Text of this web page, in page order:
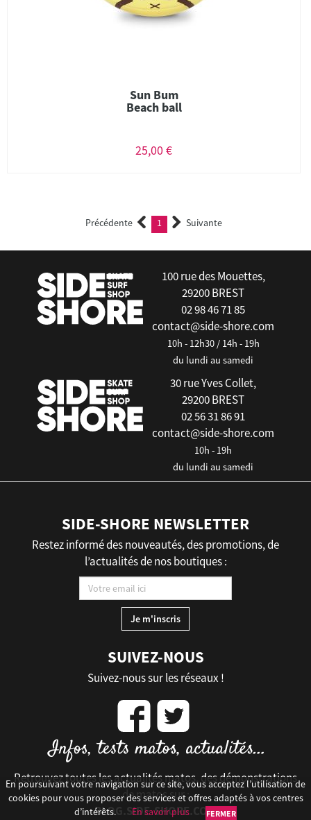
Sun Bum
Beach ball
25,00 €
Précédente 1 (current)Suivante
100 rue des Mouettes,
29200 BREST
02 98 46 71 85
contact@side-shore.com
10h - 12h30 / 14h - 19h
du lundi au samedi
30 rue Yves Collet,
29200 BREST
02 56 31 86 91
contact@side-shore.com
10h - 19h
du lundi au samedi
SIDE-SHORE NEWSLETTER
Restez informé des nouveautés, des promotions, de
l’actualités de nos boutiques :
SUIVEZ-NOUS
Suivez-nous sur les réseaux !
Retrouvez toutes les actualités matos, des démonstrations
de matos sur :
BLOG.SIDE-SHORE.COM
En poursuivant votre navigation sur ce site, vous acceptez l’utilisation de
cookies pour vous proposer des services et offres adaptés à vos centres
d’intérêts.
En savoir plus FERMER